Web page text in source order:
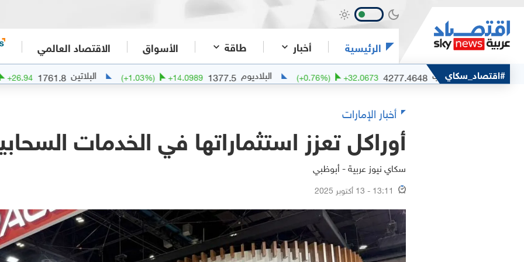
الرئيسية أخبار طاقة الأسواق الاقتصاد العالمي
#اقتصاد_سكاي
الذهب 4277.4648
+ 32.0673
+0.76%) البلاديوم 1377.5
+ 14.0989
+1.03%) البلاتين 1761.8
+26.94
1.55%)
أخبار الإمارات
أوراكل تعزز استثماراتها في الخدمات
سكاي نيوز عربية - أبوظبي
13:11 - 13 أكتوبر 2025